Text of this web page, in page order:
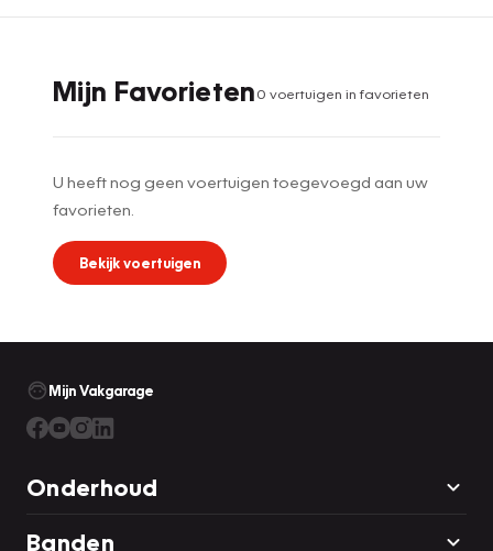
Mijn Favorieten0 voertuigen in favorieten
U heeft nog geen voertuigen toegevoegd aan uw
favorieten.
Bekijk voertuigen
Mijn Vakgarage
Onderhoud
Banden